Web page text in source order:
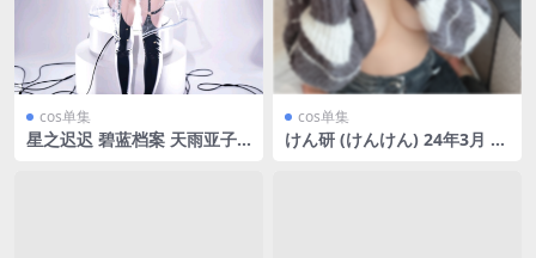
cos单集
星之迟迟 碧蓝档案 天雨亚子
cos单集
けん研 (けんけん) 24年3月 Fa